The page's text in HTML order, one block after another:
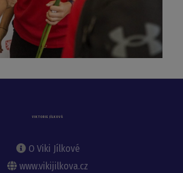
VIKTORIE JÍLKOVÁ
O Viki Jílkové
www.vikijilkova.cz